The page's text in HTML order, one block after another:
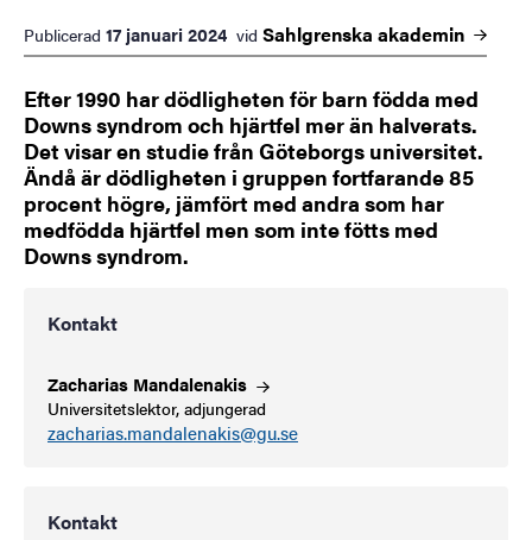
Publicerad 17 januari 2024 vid Sahlgrenska akademin
Efter 1990 har dödligheten för barn födda med
Downs syndrom och hjärtfel mer än halverats.
Det visar en studie från Göteborgs universitet.
Ändå är dödligheten i gruppen fortfarande 85
procent högre, jämfört med andra som har
medfödda hjärtfel men som inte fötts med
Downs syndrom.
Kontakt
Zacharias Mandalenakis
Universitetslektor, adjungerad
zacharias.mandalenakis@gu.se
Kontakt